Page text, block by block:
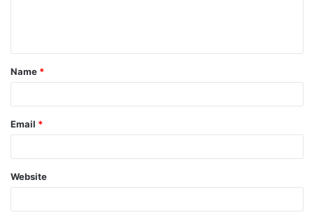
t
*
Name *
Email *
Website